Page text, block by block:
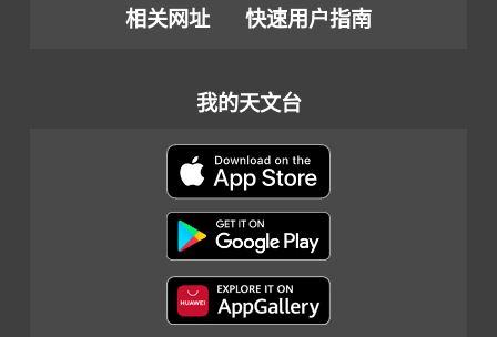
相关网址
快速用户指南
我的天文台